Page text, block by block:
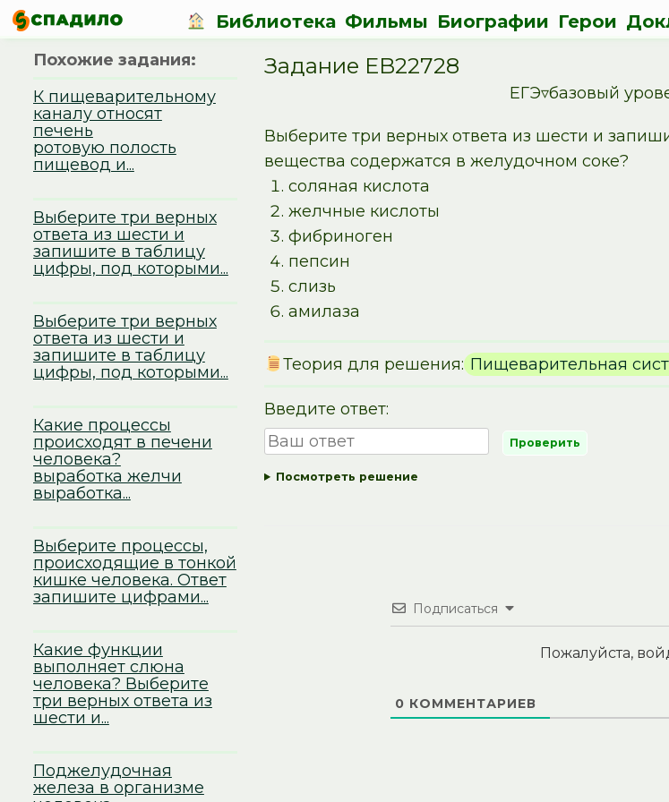
Библиотека Фильмы Биографии Герои
Задание EB22728
ЕГЭ▿базовый
Выберите три верных ответа из шести и
вещества содержатся в желудочном соке?
соляная кислота
желчные кислоты
фибриноген
пепсин
слизь
амилаза
Теория для решения:Пищеварительная
Введите ответ:
Посмотреть решение
Подписаться
Пожалуйста,
0 КОММЕНТАРИЕВ
Похожие задания:
К пищеварительному
каналу относят
печень
ротовую полость
пищевод и...
Выберите три верных
ответа из шести и
запишите в таблицу
цифры, под которыми...
Выберите три верных
ответа из шести и
запишите в таблицу
цифры, под которыми...
Какие процессы
происходят в печени
человека?
выработка желчи
выработка...
Выберите процессы,
происходящие в тонкой
кишке человека. Ответ
запишите цифрами...
Какие функции
выполняет слюна
человека? Выберите
три верных ответа из
шести и...
Поджелудочная
железа в организме